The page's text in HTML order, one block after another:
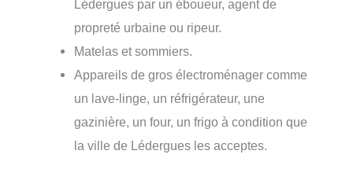
Lédergues par un éboueur, agent de
propreté urbaine ou ripeur.
Matelas et sommiers.
Appareils de gros électroménager comme
un lave-linge, un réfrigérateur, une
gazinière, un four, un frigo à condition que
la ville de Lédergues les acceptes.